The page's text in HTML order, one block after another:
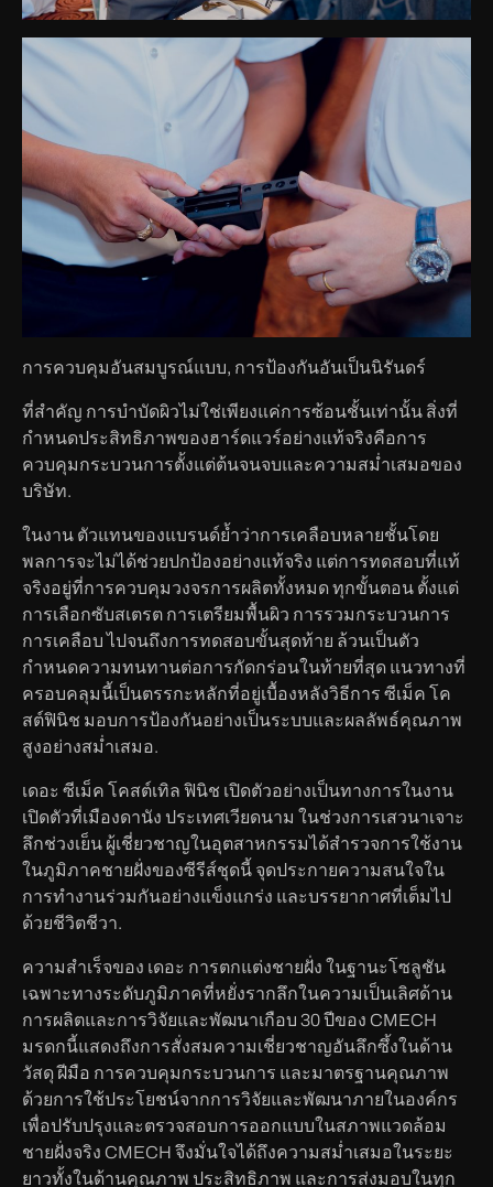
การควบคุมอันสมบูรณ์แบบ, การป้องกันอันเป็นนิรันดร์
ที่สำคัญ การบำบัดผิวไม่ใช่เพียงแค่การซ้อนชั้นเท่านั้น สิ่งที่
กำหนดประสิทธิภาพของฮาร์ดแวร์อย่างแท้จริงคือการ
ควบคุมกระบวนการตั้งแต่ต้นจนจบและความสม่ำเสมอของ
บริษัท.
ในงาน ตัวแทนของแบรนด์ย้ำว่าการเคลือบหลายชั้นโดย
พลการจะไม่ได้ช่วยปกป้องอย่างแท้จริง แต่การทดสอบที่แท้
จริงอยู่ที่การควบคุมวงจรการผลิตทั้งหมด ทุกขั้นตอน ตั้งแต่
การเลือกซับสเตรต การเตรียมพื้นผิว การรวมกระบวนการ
การเคลือบ ไปจนถึงการทดสอบขั้นสุดท้าย ล้วนเป็นตัว
กำหนดความทนทานต่อการกัดกร่อนในท้ายที่สุด แนวทางที่
ครอบคลุมนี้เป็นตรรกะหลักที่อยู่เบื้องหลังวิธีการ ซีเม็ค โค
สต์ฟินิช มอบการป้องกันอย่างเป็นระบบและผลลัพธ์คุณภาพ
สูงอย่างสม่ำเสมอ.
เดอะ ซีเม็ค โคสต์เทิล ฟินิช เปิดตัวอย่างเป็นทางการในงาน
เปิดตัวที่เมืองดานัง ประเทศเวียดนาม ในช่วงการเสวนาเจาะ
ลึกช่วงเย็น ผู้เชี่ยวชาญในอุตสาหกรรมได้สำรวจการใช้งาน
ในภูมิภาคชายฝั่งของซีรีส์ชุดนี้ จุดประกายความสนใจใน
การทำงานร่วมกันอย่างแข็งแกร่ง และบรรยากาศที่เต็มไป
ด้วยชีวิตชีวา.
ความสำเร็จของ เดอะ การตกแต่งชายฝั่ง ในฐานะโซลูชัน
เฉพาะทางระดับภูมิภาคที่หยั่งรากลึกในความเป็นเลิศด้าน
การผลิตและการวิจัยและพัฒนาเกือบ 30 ปีของ CMECH
มรดกนี้แสดงถึงการสั่งสมความเชี่ยวชาญอันลึกซึ้งในด้าน
วัสดุ ฝีมือ การควบคุมกระบวนการ และมาตรฐานคุณภาพ
ด้วยการใช้ประโยชน์จากการวิจัยและพัฒนาภายในองค์กร
เพื่อปรับปรุงและตรวจสอบการออกแบบในสภาพแวดล้อม
ชายฝั่งจริง CMECH จึงมั่นใจได้ถึงความสม่ำเสมอในระยะ
ยาวทั้งในด้านคุณภาพ ประสิทธิภาพ และการส่งมอบในทุก